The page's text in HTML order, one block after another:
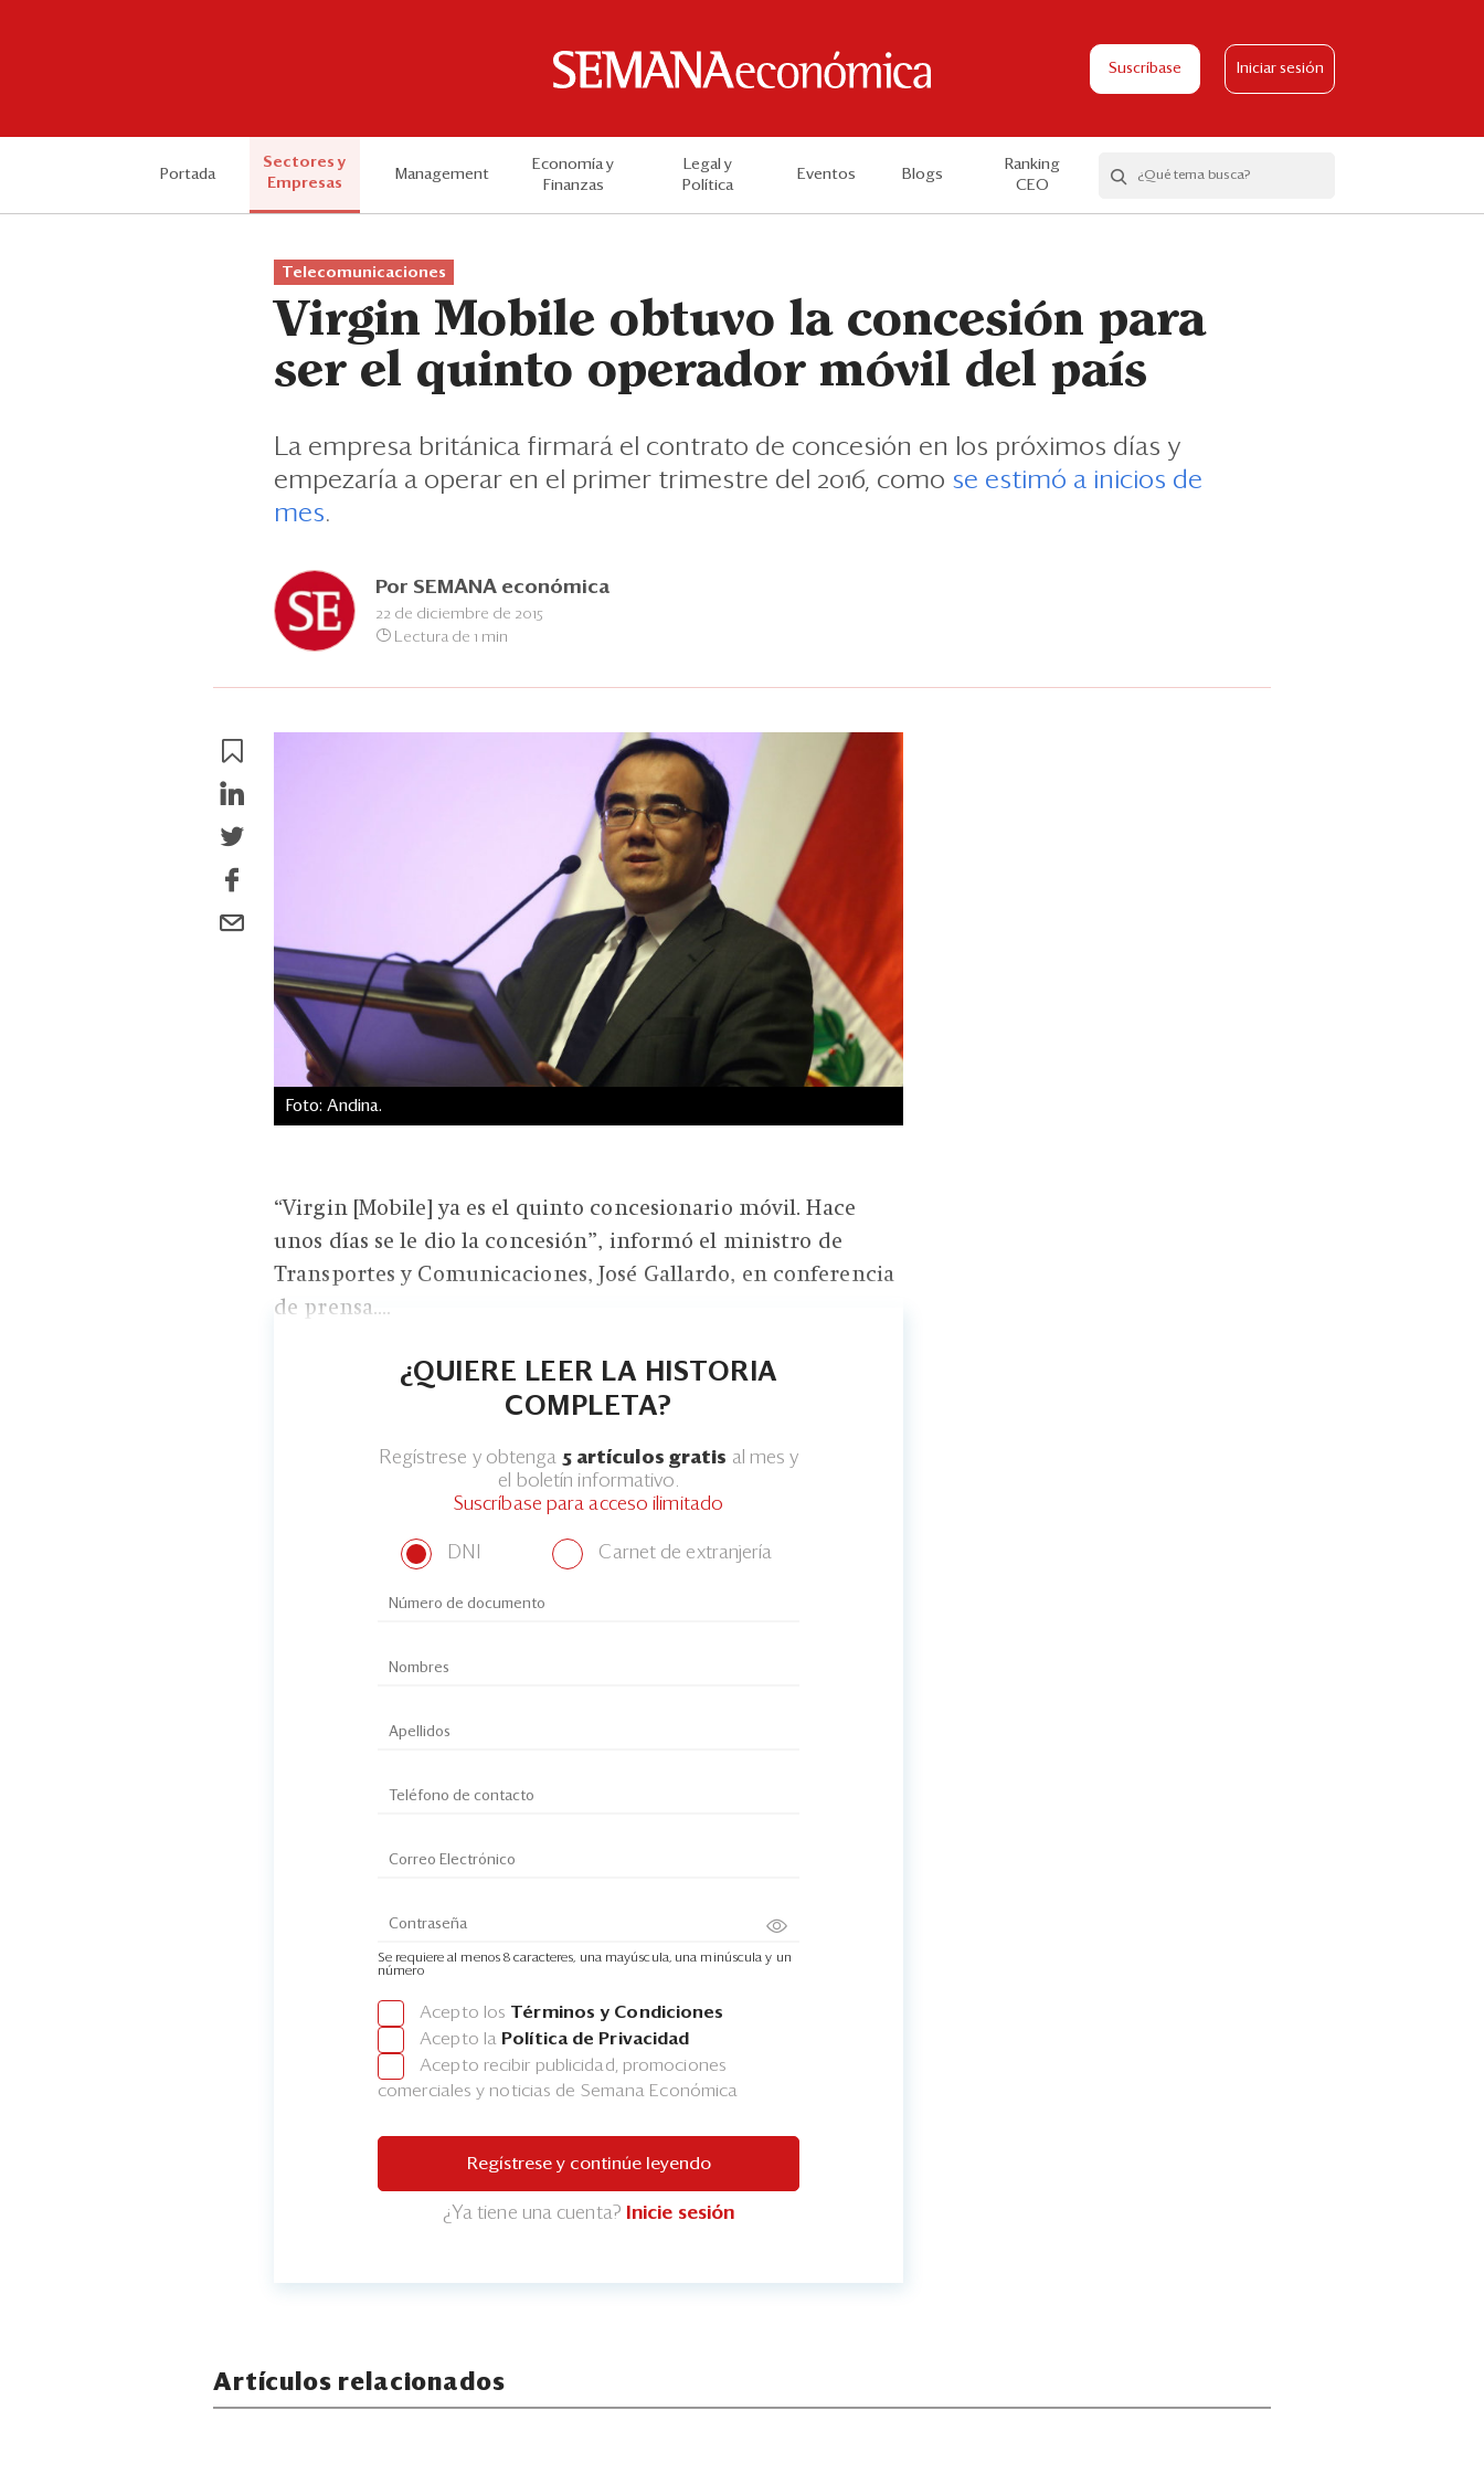
Suscríbase Iniciar sesión
Portada
Sectores y
Empresas
Management
Economía y
Finanzas
Legal y
Política
Eventos Blogs
Ranking
CEO
Telecomunicaciones
Virgin Mobile obtuvo la concesión para
ser el quinto operador móvil del país
La empresa británica firmará el contrato de concesión en los próximos días y
empezaría a operar en el primer trimestre del 2016, como se estimó a inicios de
mes.
Por SEMANA económica
22 de diciembre de 2015
Lectura de 1 min
Foto: Andina.
“Virgin [Mobile] ya es el quinto concesionario móvil. Hace
unos días se le dio la concesión”, informó el ministro de
Transportes y Comunicaciones, José Gallardo, en conferencia
de prensa....
¿QUIERE LEER LA HISTORIA
COMPLETA?
Regístrese y obtenga 5 artículos gratis al mes y
el boletín informativo.
Suscríbase para acceso ilimitado
DNI Carnet de extranjería
Se requiere al menos 8 caracteres, una mayúscula, una minúscula y un
número
Acepto los Términos y Condiciones
Acepto la Política de Privacidad
Acepto recibir publicidad, promociones
comerciales y noticias de Semana Económica
Regístrese y continúe leyendo
¿Ya tiene una cuenta? Inicie sesión
Artículos relacionados